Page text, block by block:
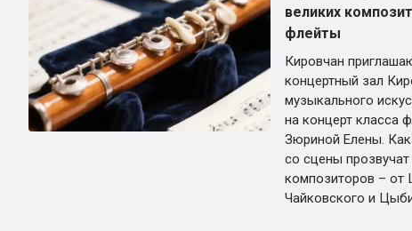
великих
флейты
Кировчан
концертный зал
музыкального
на концерт класса
Зюриной Елены.
со сцены
композиторов –
Чайковского и